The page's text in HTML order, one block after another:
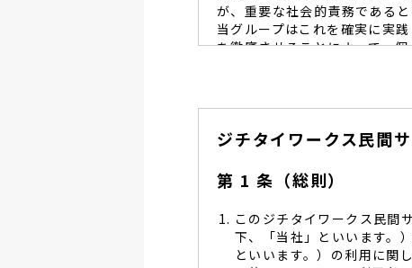
が、重要な社会的責務であると
当グループはこれを確実に実
を徹底させることによって、
当グループは、個人情報
個人情報保護に努めます。
し、同意を得た必要な範囲
管理を求め、委託先を監督
当グループは、お預かり
る予防並びに是正の為、社
当グループは、個人情報保
します。
ジチタイワークス民間
第 1 条（総則）
このジチタイワークス民間
下、「当社」といいます。
といいます。）の利用に関